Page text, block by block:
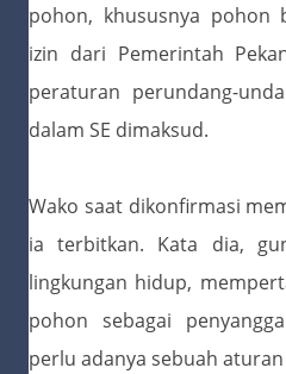
pohon, khususnya pohon
izin dari Pemerintah
peraturan perundang-
dalam SE dimaksud.
Wako saat dikonfirmasi
ia terbitkan. Kata dia,
lingkungan hidup,
pohon sebagai
perlu adanya sebuah